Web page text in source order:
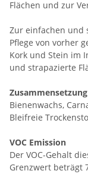
Flächen und zur
Zur einfachen und
Pflege von vorher
Kork und Stein im
und strapazierte
Zusammensetzung
Bienenwachs,
Bleifreie
VOC Emission
Der VOC-Gehalt
Grenzwert beträgt